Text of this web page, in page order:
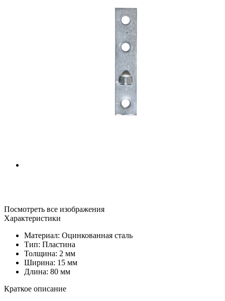
Посмотреть все изображения
Характеристики
Материал: Оцинкованная сталь
Тип: Пластина
Толщина: 2 мм
Ширина: 15 мм
Длина: 80 мм
Краткое описание